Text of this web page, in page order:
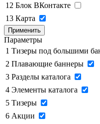
12 Блок ВКонтакте
13 Карта
Применить
Параметры
1 Тизеры под большими
2 Плавающие баннеры
3 Разделы каталога
4 Элементы каталога
5 Тизеры
6 Акции